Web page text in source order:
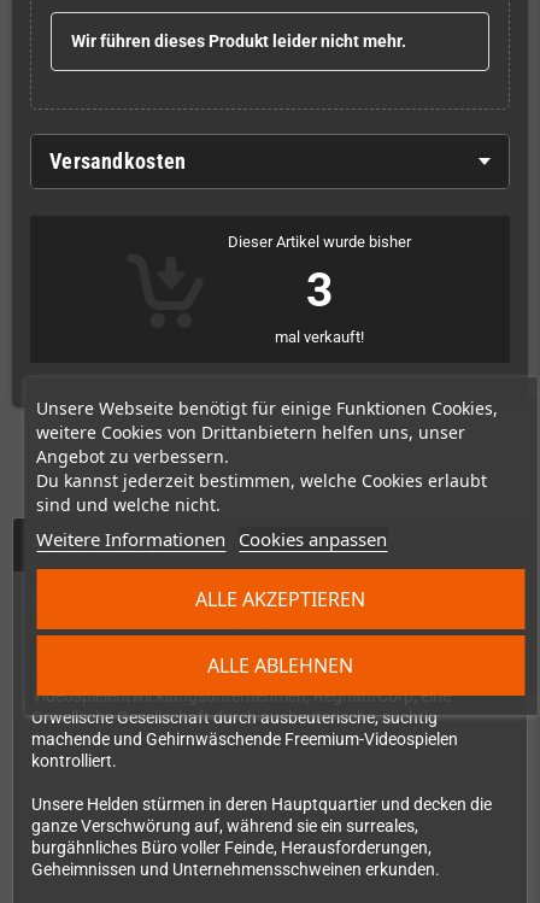
Unsere Webseite benötigt für einige Funktionen Cookies,
weitere Cookies von Drittanbietern helfen uns, unser
Angebot zu verbessern.
Du kannst jederzeit bestimmen, welche Cookies erlaubt
sind und welche nicht.
Weitere Informationen Cookies anpassen
ALLE ABLEHNEN
ALLE AKZEPTIEREN
Wir führen dieses Produkt leider nicht mehr.
Versandkosten
Dieser Artikel wurde bisher
3
mal verkauft!
Beschreibung
Die Badge Edition von SuperEpic wird mit einer speziellen Box
Zukunft, in der ein einziges
Videospielentwicklungsunternehmen, RegnantCorp, eine
Orwellsche Gesellschaft durch ausbeuterische, süchtig
machende und Gehirnwäschende Freemium-Videospielen
kontrolliert.
Unsere Helden stürmen in deren Hauptquartier und decken die
ganze Verschwörung auf, während sie ein surreales,
burgähnliches Büro voller Feinde, Herausforderungen,
Geheimnissen und Unternehmensschweinen erkunden.